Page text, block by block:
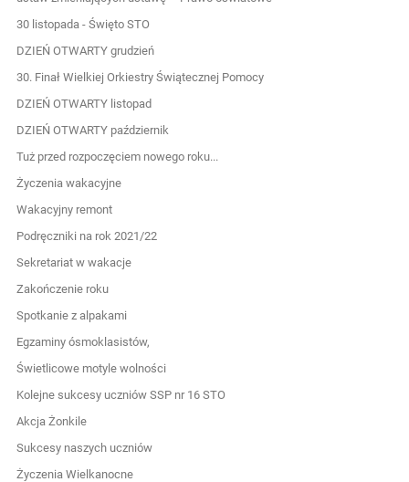
30 listopada - Święto STO
DZIEŃ OTWARTY grudzień
30. Finał Wielkiej Orkiestry Świątecznej Pomocy
DZIEŃ OTWARTY listopad
DZIEŃ OTWARTY październik
Tuż przed rozpoczęciem nowego roku...
Życzenia wakacyjne
Wakacyjny remont
Podręczniki na rok 2021/22
Sekretariat w wakacje
Zakończenie roku
Spotkanie z alpakami
Egzaminy ósmoklasistów,
Świetlicowe motyle wolności
Kolejne sukcesy uczniów SSP nr 16 STO
Akcja Żonkile
Sukcesy naszych uczniów
Życzenia Wielkanocne